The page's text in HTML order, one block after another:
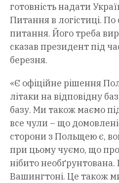
готовність надати
Питання в логістиці. По
питання. Його треба
сказав президент під
березня.
«Є офіційне рішення
літаки на відповідну
базу. Ми також маємо
все чули – що
сторони з Польщею є,
при цьому чуємо, що
нібито необґрунтована.
Вашингтоні. Це також